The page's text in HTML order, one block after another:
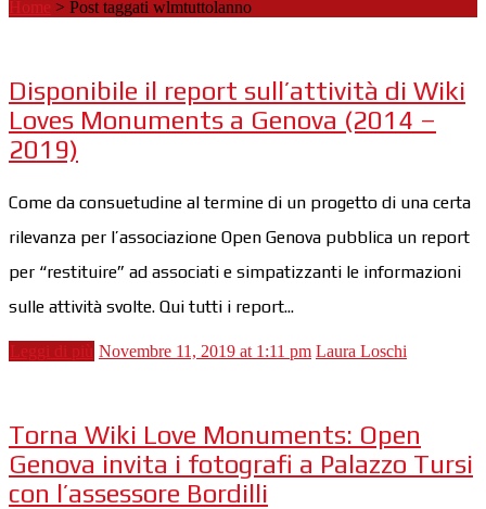
Home > Post taggati wlmtuttolanno
Disponibile il report sull’attività di Wiki
Loves Monuments a Genova (2014 –
2019)
Come da consuetudine al termine di un progetto di una certa
rilevanza per l’associazione Open Genova pubblica un report
per “restituire” ad associati e simpatizzanti le informazioni
sulle attività svolte. Qui tutti i report...
Leggi di più Novembre 11, 2019 at 1:11 pm Laura Loschi
Torna Wiki Love Monuments: Open
Genova invita i fotografi a Palazzo Tursi
con l’assessore Bordilli